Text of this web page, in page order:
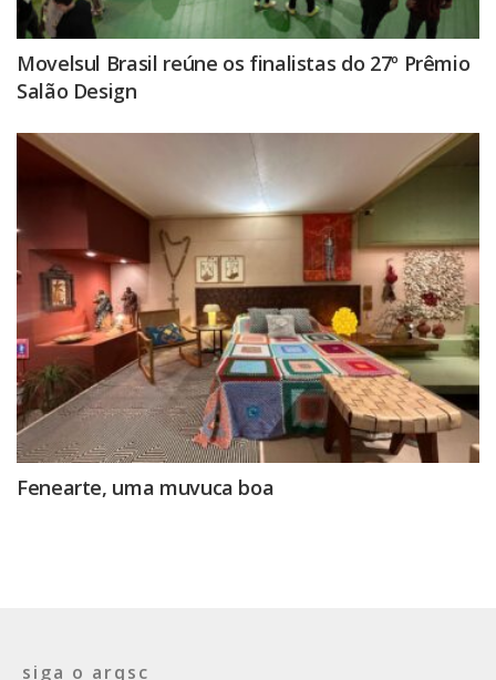
Movelsul Brasil reúne os finalistas do 27º Prêmio
Salão Design
Fenearte, uma muvuca boa
siga o arqsc